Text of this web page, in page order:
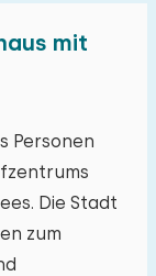
mit
Personen
Die Stadt
zum
Sa So
01